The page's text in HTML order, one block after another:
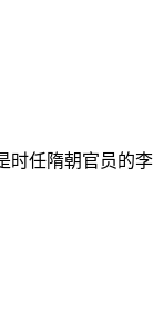
任隋朝官员的